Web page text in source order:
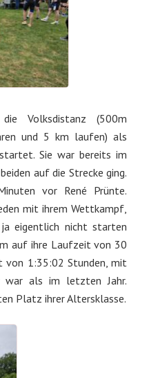
Volksdistanz (500m
und 5 km laufen) als
Sie war bereits im
auf die Strecke ging.
vor René Prünte.
mit ihrem Wettkampf,
eigentlich nicht starten
auf ihre Laufzeit von 30
von 1:35:02 Stunden, mit
war als im letzten Jahr.
Platz ihrer Altersklasse.